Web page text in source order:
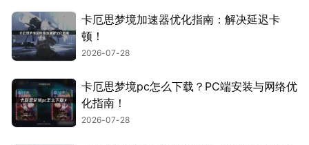
卡厄思梦境加速器优化指南：解决延迟卡
顿！
2026-07-28
卡厄思梦境pc怎么下载？PC端安装与网络优
化指南！
2026-07-28